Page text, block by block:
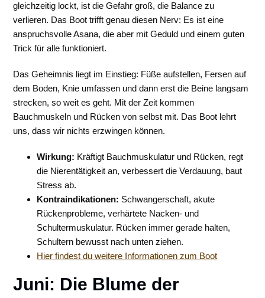
gleichzeitig lockt, ist die Gefahr groß, die Balance zu
verlieren. Das Boot trifft genau diesen Nerv: Es ist eine
anspruchsvolle Asana, die aber mit Geduld und einem guten
Trick für alle funktioniert.
Das Geheimnis liegt im Einstieg: Füße aufstellen, Fersen auf
dem Boden, Knie umfassen und dann erst die Beine langsam
strecken, so weit es geht. Mit der Zeit kommen
Bauchmuskeln und Rücken von selbst mit. Das Boot lehrt
uns, dass wir nichts erzwingen können.
Wirkung: Kräftigt Bauchmuskulatur und Rücken, regt
die Nierentätigkeit an, verbessert die Verdauung, baut
Stress ab.
Kontraindikationen: Schwangerschaft, akute
Rückenprobleme, verhärtete Nacken- und
Schultermuskulatur. Rücken immer gerade halten,
Schultern bewusst nach unten ziehen.
Hier findest du weitere Informationen zum Boot
Juni: Die Blume der